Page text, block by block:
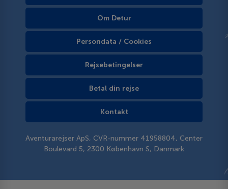
Om Detur
Persondata / Cookies
Rejsebetingelser
Betal din rejse
Kontakt
Aventurarejser ApS, CVR-nummer 41958804, Center
Boulevard 5, 2300 København S, Danmark